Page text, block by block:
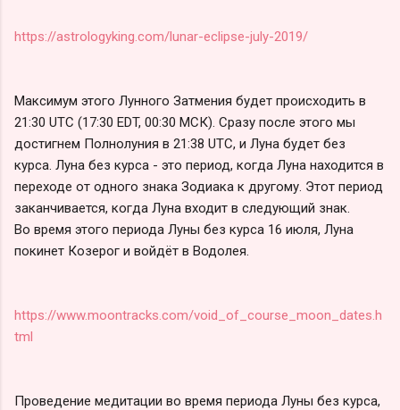
https://astrologyking.com/lunar-eclipse-july-2019/
Максимум этого Лунного Затмения будет происходить в
21:30 UTC (17:30 EDT, 00:30 МСК). Сразу после этого мы
достигнем Полнолуния в 21:38 UTC, и Луна будет без
курса. Луна без курса - это период, когда Луна находится в
переходе от одного знака Зодиака к другому. Этот период
заканчивается, когда Луна входит в следующий знак.
Во время этого периода Луны без курса 16 июля, Луна
покинет Козерог и войдёт в Водолея.
https://www.moontracks.com/void_of_course_moon_dates.h
tml
Проведение медитации во время периода Луны без курса,